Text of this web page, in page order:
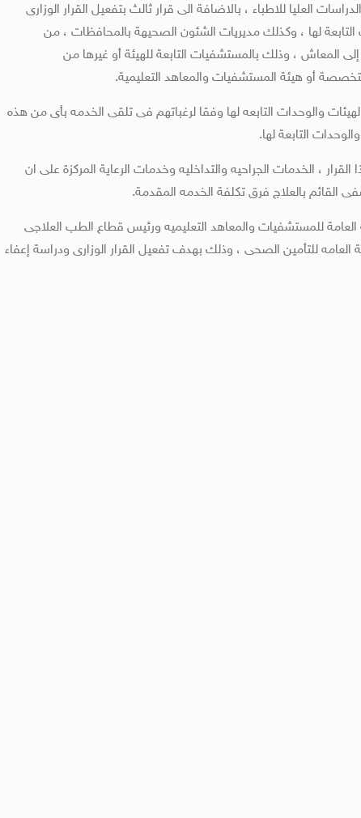
العليا للاطباء ، بالاضافة الى قرار ثالث بتفعيل القرار الوزارى
التابعة لها ، وكذلك مديريات الشئون الصحيهة بالمحافظات ، من
المعاش ، وذلك بالمستشفيات التابعة للهيئة أو غيرها من
أو هيئة المستشفيات والمعاهد التعليمية.
والوحدات التابعه لها وفقا لرغباتهم فى تلقى الخدمه بأى من هذه
التابعة لها.
، الخدمات الجراحيه والتداخليه وخدمات الرعاية المركزة على ان
القائم بالعلاج فرق تكلفة الخدمه المقدمة.
للمستشفيات والمعاهد التعليميه ورئيس قطاع الطب العلاجى
للتأمين الصحى ، وذلك بهدف تفعيل القرار الوزارى ودراسة إعفاء